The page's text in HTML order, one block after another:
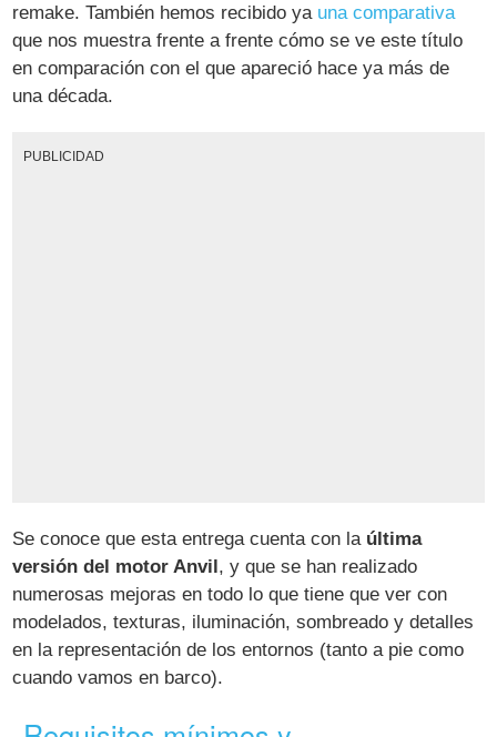
remake. También hemos recibido ya una comparativa
que nos muestra frente a frente cómo se ve este título
en comparación con el que apareció hace ya más de
una década.
PUBLICIDAD
Se conoce que esta entrega cuenta con la última
versión del motor Anvil, y que se han realizado
numerosas mejoras en todo lo que tiene que ver con
modelados, texturas, iluminación, sombreado y detalles
en la representación de los entornos (tanto a pie como
cuando vamos en barco).